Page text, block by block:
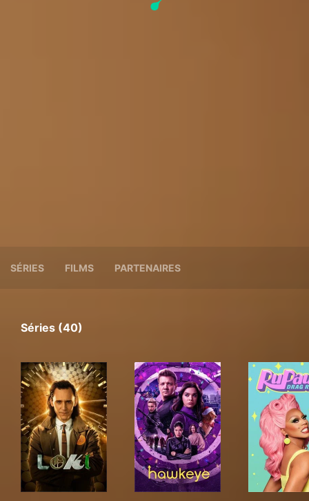
SÉRIES FILMS PARTENAIRES
Séries (40)